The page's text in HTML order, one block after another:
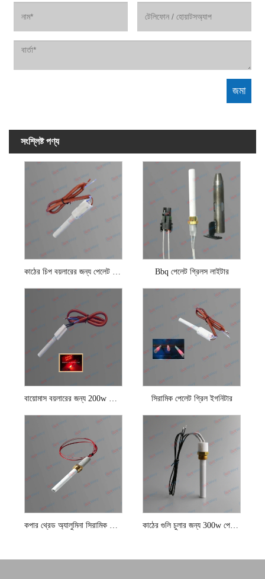
সংশ্লিষ্ট পণ্য
কাঠের চিপ বয়লারের জন্য পেলেট স্টোভ ইগনিটার Bbq পেলেট গ্রিলস লাইটার
বায়োমাস বয়লারের জন্য 200w সিরামিক পেলেট ইগনিটার সিরামিক পেলেট গ্রিল ইগনিটার